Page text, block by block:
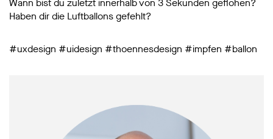
Wann bist du zuletzt innerhalb von 3 Sekunden geflohen?
Haben dir die Luftballons gefehlt?
#uxdesign #uidesign #thoennesdesign #impfen #ballon